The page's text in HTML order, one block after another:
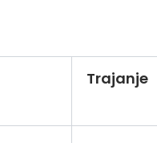
Trajanje